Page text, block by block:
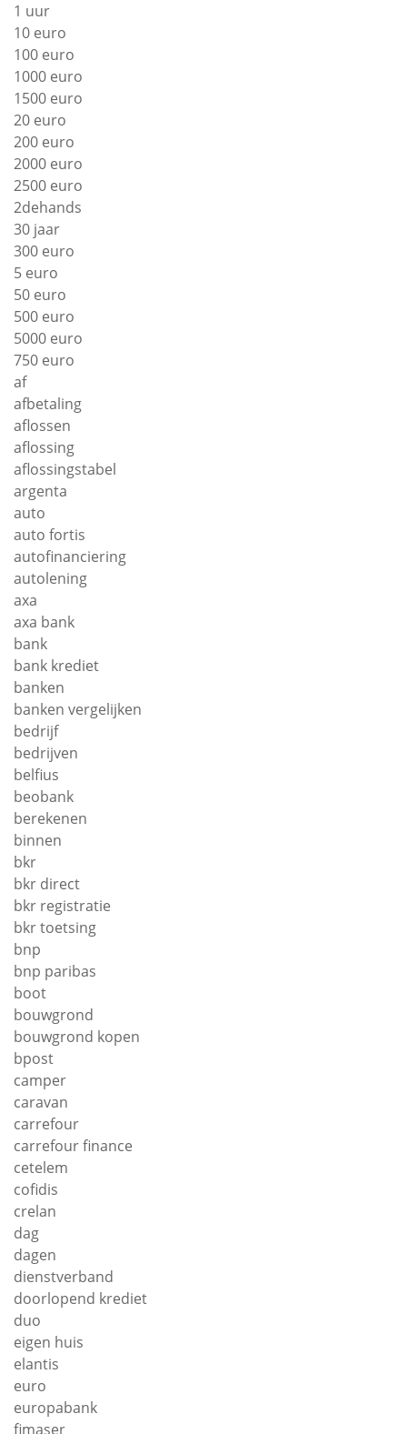
1 uur
10 euro
100 euro
1000 euro
1500 euro
20 euro
200 euro
2000 euro
2500 euro
2dehands
30 jaar
300 euro
5 euro
50 euro
500 euro
5000 euro
750 euro
af
afbetaling
aflossen
aflossing
aflossingstabel
argenta
auto
auto fortis
autofinanciering
autolening
axa
axa bank
bank
bank krediet
banken
banken vergelijken
bedrijf
bedrijven
belfius
beobank
berekenen
binnen
bkr
bkr direct
bkr registratie
bkr toetsing
bnp
bnp paribas
boot
bouwgrond
bouwgrond kopen
bpost
camper
caravan
carrefour
carrefour finance
cetelem
cofidis
crelan
dag
dagen
dienstverband
doorlopend krediet
duo
eigen huis
elantis
euro
europabank
fimaser